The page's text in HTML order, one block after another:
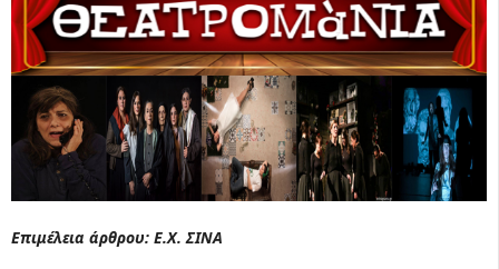
Επιμέλεια άρθρου: Ε.Χ. ΣΙΝΑ